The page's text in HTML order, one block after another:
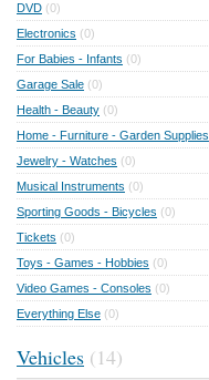
DVD (0)
Electronics (0)
For Babies - Infants (0)
Garage Sale (0)
Health - Beauty (0)
Home - Furniture - Garden Supplies
Jewelry - Watches (0)
Musical Instruments (0)
Sporting Goods - Bicycles (0)
Tickets (0)
Toys - Games - Hobbies (0)
Video Games - Consoles (0)
Everything Else (0)
Vehicles (14)